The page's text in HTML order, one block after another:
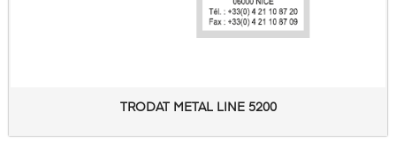
TRODAT METAL LINE 5200